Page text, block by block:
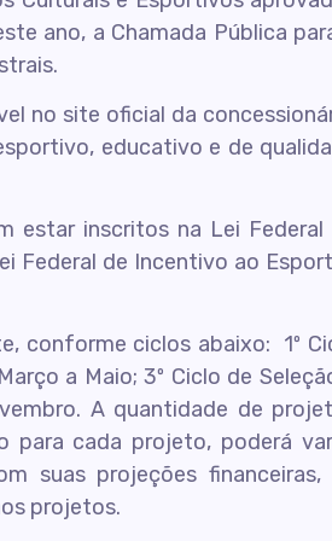
ano, a Chamada Pública
no site oficial da
educativo e de
estar inscritos na Lei Federal
Federal de Incentivo ao
conforme ciclos abaixo: 1º
a Maio; 3º Ciclo de
A quantidade de
para cada projeto, poderá
suas projeções financeiras,
projetos.